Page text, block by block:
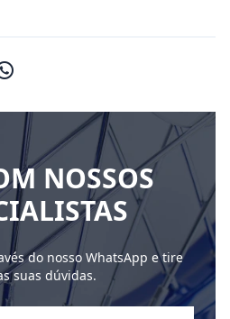
NOSSOS
do nosso WhatsApp e tire
suas dúvidas.